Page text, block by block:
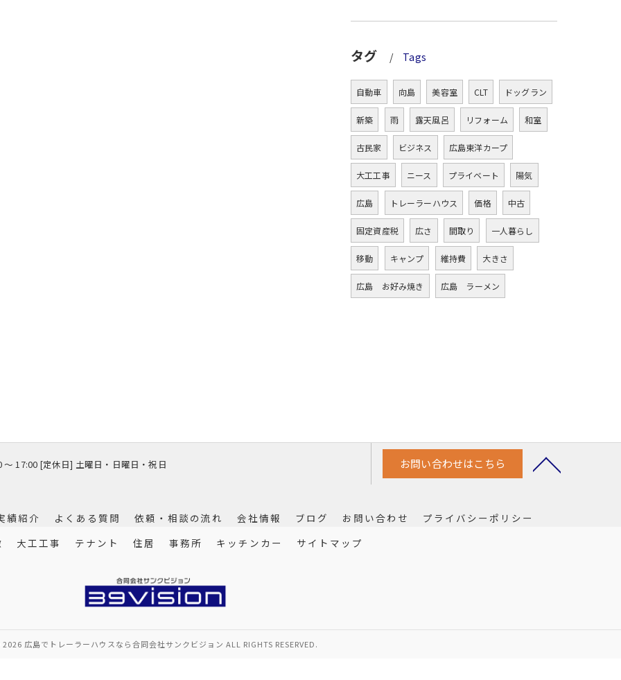
タグ Tags
自動車 向島 美容室 CLT ドッグラン
新築 雨 露天風呂 リフォーム 和室
古民家 ビジネス 広島東洋カープ
大工工事 ニース プライベート 陽気
広島 トレーラーハウス 価格 中古
固定資産税 広さ 間取り 一人暮らし
移動 キャンプ 維持費 大きさ
広島 お好み焼き 広島 ラーメン
〜 17:00 [定休日] 土曜日・日曜日・祝日 お問い合わせはこちら
績紹介 よくある質問 依頼・相談の流れ 会社情報 ブログ お問い合わせ
プライバシーポリシー
大工工事 テナント 住居 事務所 キッチンカー サイトマップ
広島でトレーラーハウスなら合同会社サンクビジョン ALL RIGHTS RESERVED.